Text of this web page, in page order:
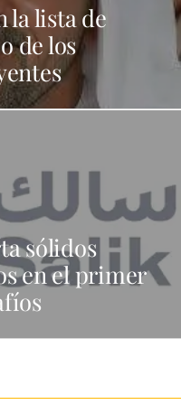
la lista de
de los
sólidos
en el primer